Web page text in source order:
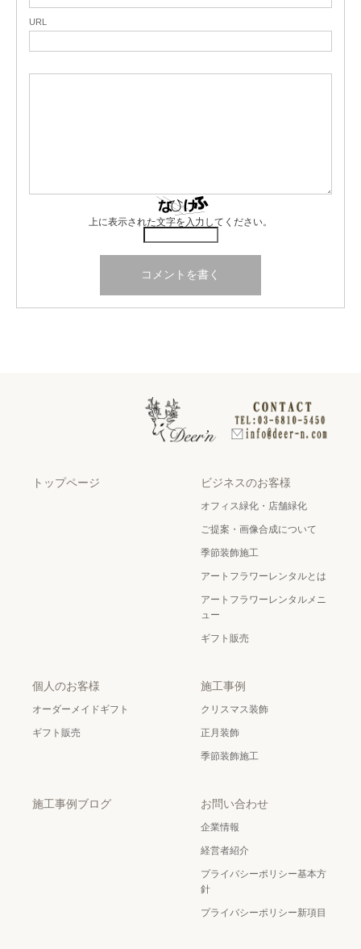
URL
上に表示された文字を入力してください。
トップページ ビジネスのお客様
オフィス緑化・店舗緑化
ご提案・画像合成について
季節装飾施工
アートフラワーレンタルとは
アートフラワーレンタルメニ
ュー
ギフト販売
個人のお客様
オーダーメイドギフト
ギフト販売
施工事例
クリスマス装飾
正月装飾
季節装飾施工
施工事例ブログ お問い合わせ
企業情報
経営者紹介
プライバシーポリシー基本方
針
プライバシーポリシー新項目